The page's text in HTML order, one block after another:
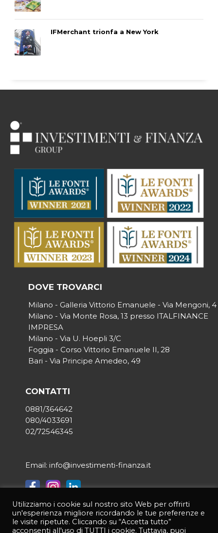
IFMerchant trionfa a New York
DOVE TROVARCI
Milano - Galleria Vittorio Emanuele - Via Mengoni, 4
Milano - Via Monte Rosa, 13 presso ITALFINANCE
IMPRESA
Milano - Via U. Hoepli 3/C
Foggia - Corso Vittorio Emanuele II, 28
Bari - Via Principe Amedeo, 49
CONTATTI
0881/364642
080/4033691
02/72546345
Email: info@investimenti-finanza.it
© 2021 INVESTIMENTI & FINANZA | Tutti i diritti riservati | P.IVA
03950190714 |Privacy Policy|Credits: Asernet
Utilizziamo i cookie sul nostro sito Web per offrirti
un'esperienza migliore ricordando le tue preferenze e
le visite ripetute. Cliccando su “Accetta tutto”
acconsenti all'uso di TUTTI i cookie. Tuttavia, puoi